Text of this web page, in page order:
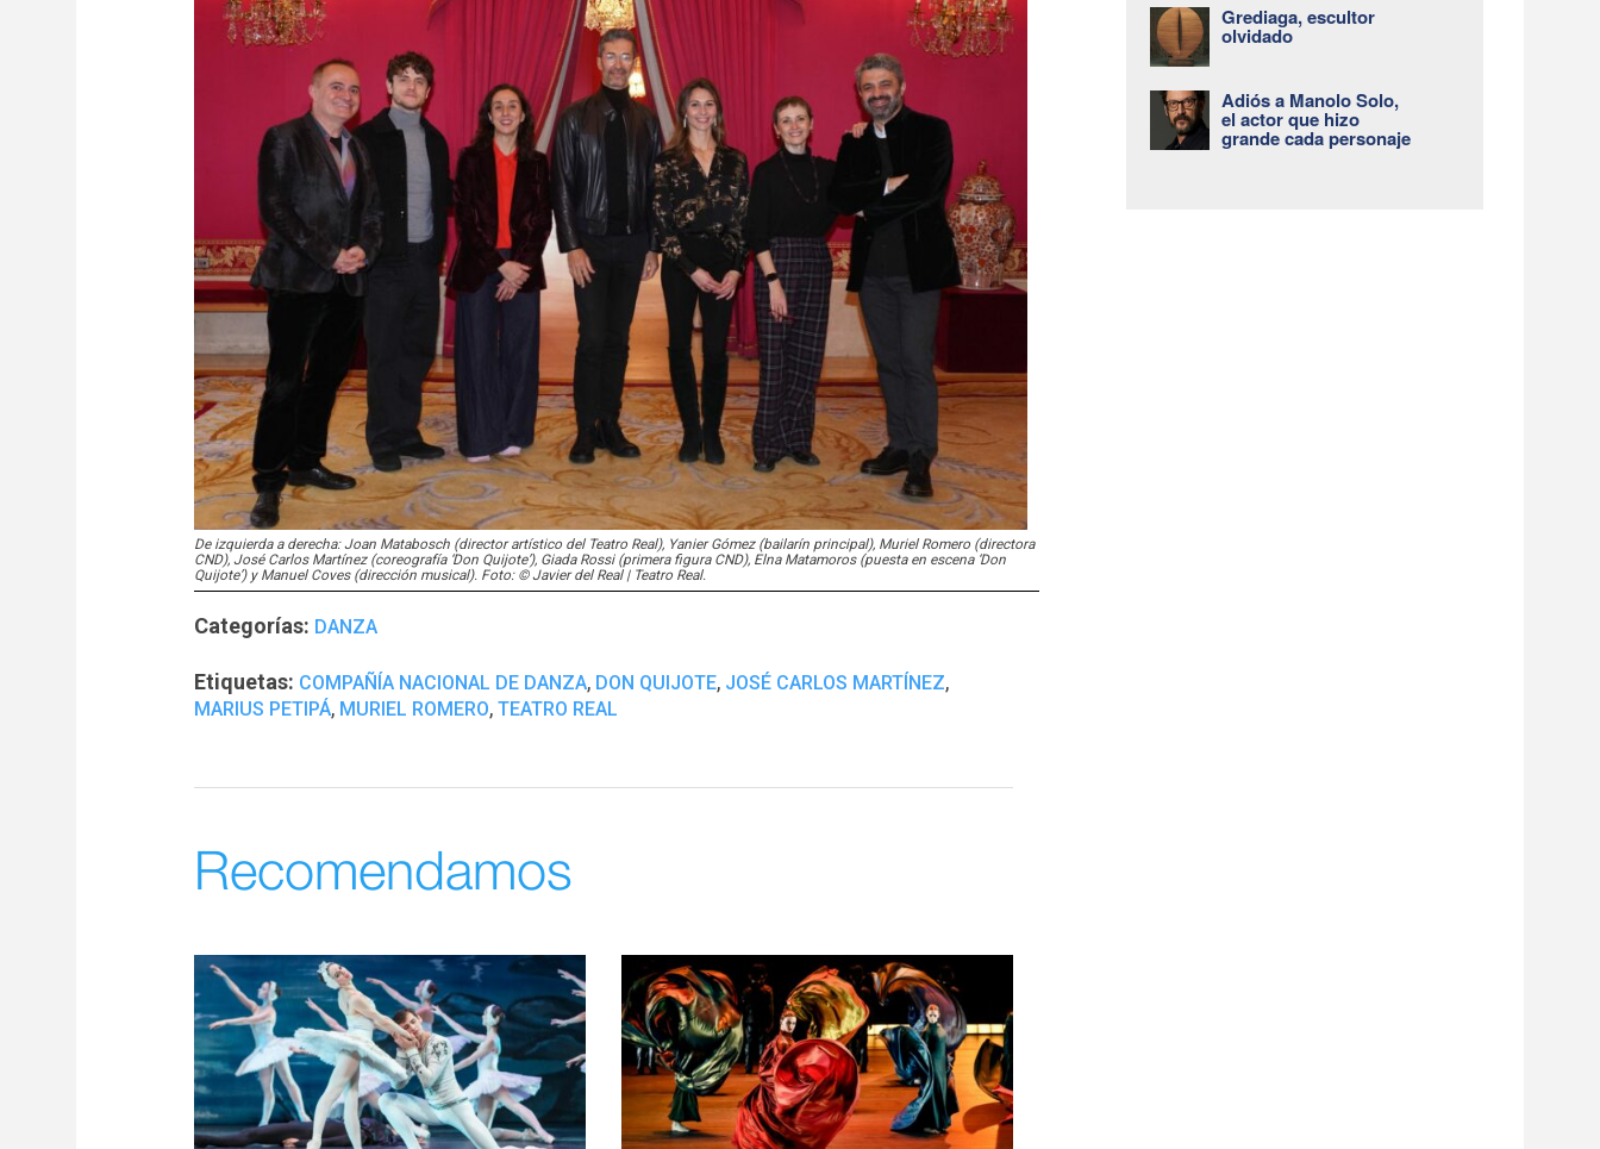
De izquierda a derecha: Joan Matabosch (director artístico del Teatro Real), Yanier Gómez (bailarín principal), Muriel Romero (directora
CND), José Carlos Martínez (coreografía ‘Don Quijote’), Giada Rossi (primera figura CND), Elna Matamoros (puesta en escena ‘Don
Quijote’) y Manuel Coves (dirección musical). Foto: © Javier del Real | Teatro Real.
Categorías: DANZA
Etiquetas: COMPAÑÍA NACIONAL DE DANZA, DON QUIJOTE, JOSÉ CARLOS MARTÍNEZ,
MARIUS PETIPÁ, MURIEL ROMERO, TEATRO REAL
Recomendamos
Grediaga, escultor
olvidado
Adiós a Manolo Solo,
el actor que hizo
grande cada personaje